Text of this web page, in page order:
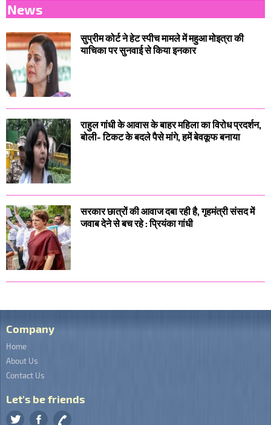
News
सुप्रीम कोर्ट ने हेट स्पीच मामले में महुआ मोइत्रा की
याचिका पर सुनवाई से किया इनकार
राहुल गांधी के आवास के बाहर महिला का विरोध प्रदर्शन,
बोली- टिकट के बदले पैसे मांगे, हमें बेवकूफ बनाया
सरकार छात्रों की आवाज दबा रही है, गृहमंत्री संसद में
जवाब देने से बच रहे : प्रियंका गांधी
Company
Home
About Us
Contact Us
Let's be friends